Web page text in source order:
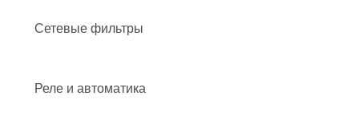
Сетевые фильтры
Реле и автоматика